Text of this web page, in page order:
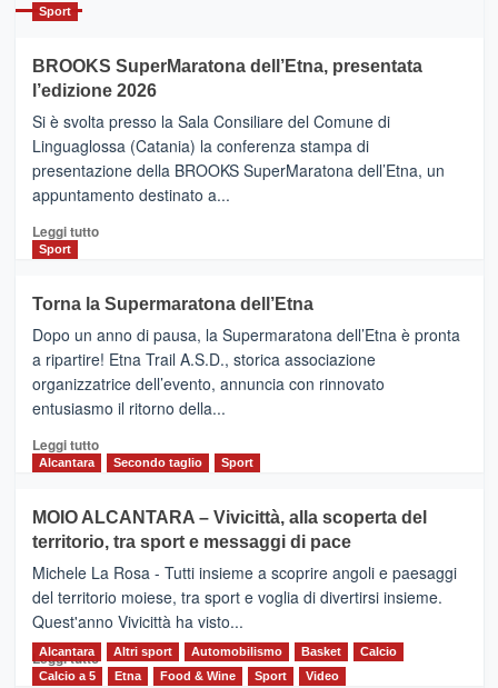
con
la
Al
via
i
collegamenti
Sport
BROOKS SuperMaratona dell’Etna, presentata
l’edizione 2026
Si è svolta presso la Sala Consiliare del Comune di
Linguaglossa (Catania) la conferenza stampa di
presentazione della BROOKS SuperMaratona dell’Etna, un
appuntamento destinato a...
Leggi tuttoLeggi
BROOKS
SuperMaratona
dell’Etna,
presentata
l’edizione
2026
Sport
Torna la Supermaratona dell’Etna
Dopo un anno di pausa, la Supermaratona dell’Etna è pronta
a ripartire! Etna Trail A.S.D., storica associazione
organizzatrice dell’evento, annuncia con rinnovato
entusiasmo il ritorno della...
Leggi tuttoLeggi
Torna
la
Supermaratona
dell’Etna
Alcantara Secondo taglio Sport
MOIO ALCANTARA – Vivicittà, alla scoperta del
territorio, tra sport e messaggi di pace
Michele La Rosa - Tutti insieme a scoprire angoli e paesaggi
del territorio moiese, tra sport e voglia di divertirsi insieme.
Quest'anno Vivicittà ha visto...
Leggi tutto Leggi
Alcantara Altri sport Automobilismo Basket
Calcio
Calcio a 5
Etna Food & Wine Sport Video